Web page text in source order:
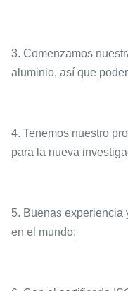
3. Comenzamos
aluminio, así que
4. Tenemos nuestro
para la nueva
5. Buenas experiencia
en el mundo;